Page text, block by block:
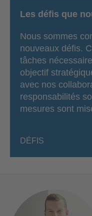
Les défis que
Nous sommes
nouveaux défis.
tâches
objectif
avec nos
responsabilités
mesures sont
DÉFIS